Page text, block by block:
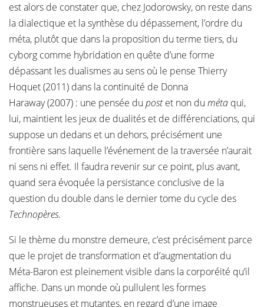
est alors de constater que, chez Jodorowsky, on reste dans
la dialectique et la synthèse du dépassement, l’ordre du
méta, plutôt que dans la proposition du terme tiers, du
cyborg comme hybridation en quête d’une forme
dépassant les dualismes au sens où le pense Thierry
Hoquet (2011) dans la continuité de Donna
Haraway (2007) : une pensée du postet non du méta qui,
lui, maintient les jeux de dualités et de différenciations, qui
suppose un dedans et un dehors, précisément une
frontière sans laquelle l’événement de la traversée n’aurait
ni sens ni effet. Il faudra revenir sur ce point, plus avant,
quand sera évoquée la persistance conclusive de la
question du double dans le dernier tome du cycle des
Technopères.
Si le thème du monstre demeure, c’est précisément parce
que le projet de transformation et d’augmentation du
Méta-Baron est pleinement visible dans la corporéité qu’il
affiche. Dans un monde où pullulent les formes
monstrueuses et mutantes, en regard d’une image